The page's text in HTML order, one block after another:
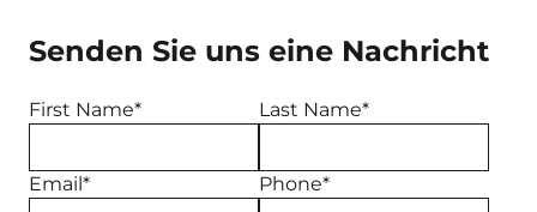
Senden Sie uns eine Nachricht
First Name* Last Name*
Email* Phone*